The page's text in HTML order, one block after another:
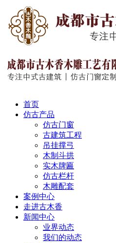
首页
仿古产品
仿古门窗
古建筑工程
吊挂撑弓
木制斗拱
实木牌匾
仿古栏杆
木雕配套
案例中心
走进古木香
新闻中心
业界动态
我们的动态